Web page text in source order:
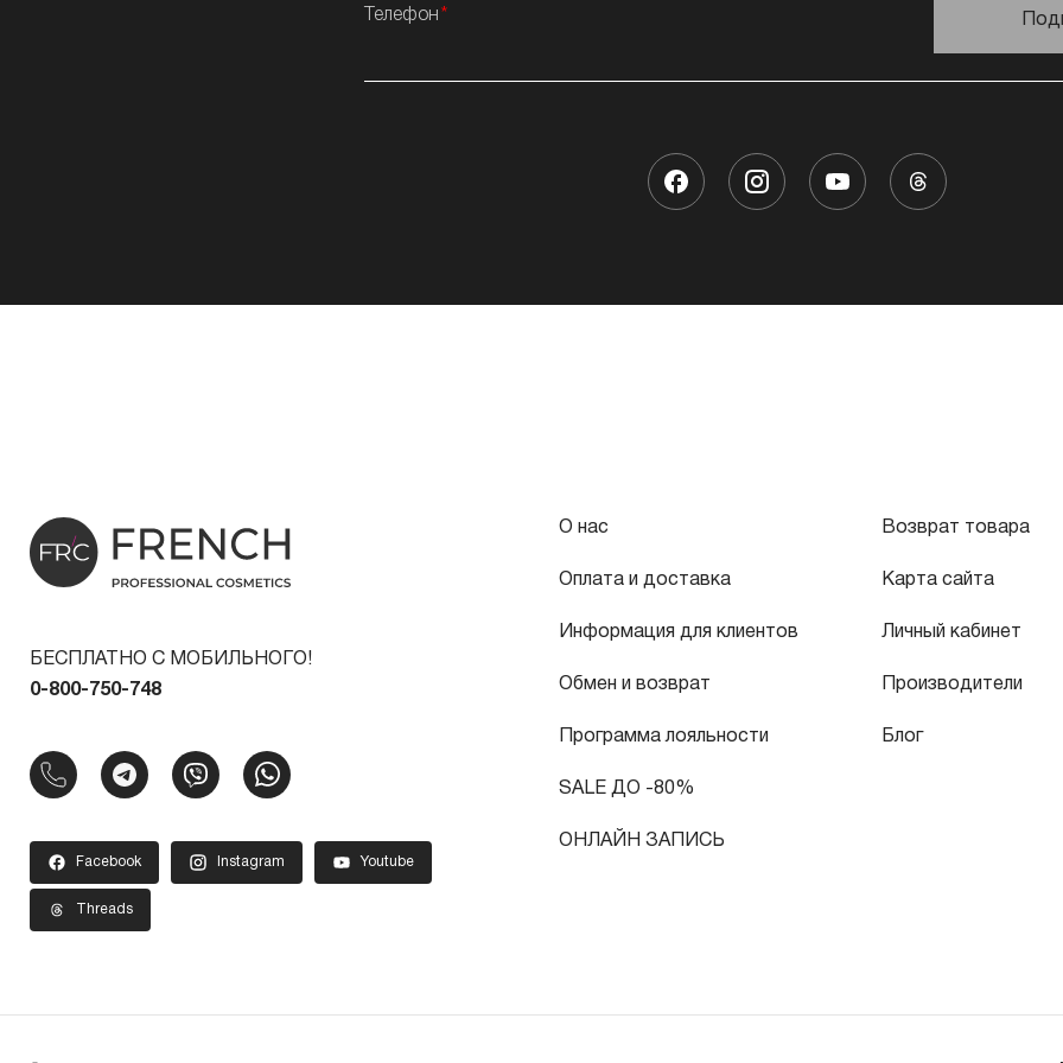
Телефон
БЕСПЛАТНО С МОБИЛЬНОГО!
0-800-750-748
Facebook Instagram Youtube
Threads
О нас
Оплата и доставка
Информация для клиентов
Обмен и возврат
Программа лояльности
SALE ДО -80%
ОНЛАЙН ЗАПИСЬ
Возврат товара
Карта сайта
Личный кабинет
Производители
Блог